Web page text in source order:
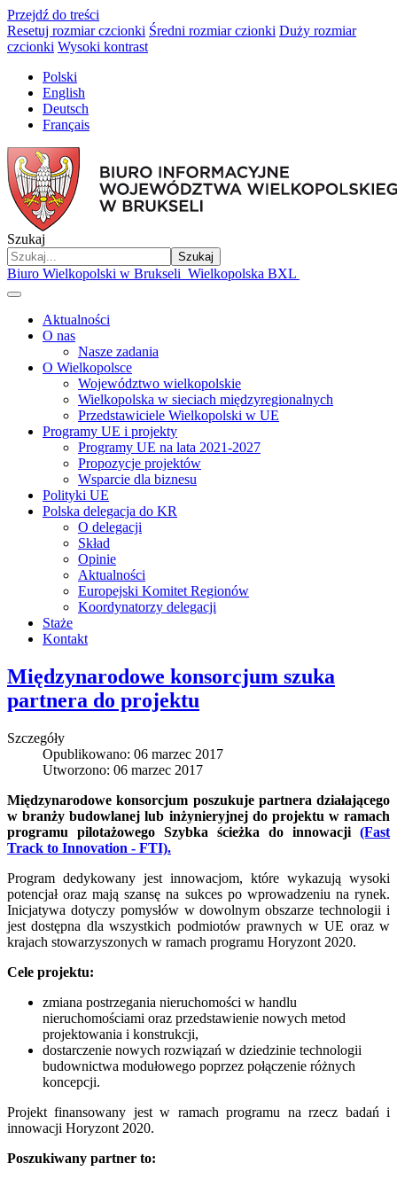
Przejdź do treści
Resetuj rozmiar czcionki Średni rozmiar czionki Duży rozmiar
czcionki Wysoki kontrast
Polski
English
Deutsch
Français
Szukaj
Szukaj
Biuro Wielkopolski w Brukseli Wielkopolska BXL
Aktualności
O nas
Nasze zadania
O Wielkopolsce
Województwo wielkopolskie
Wielkopolska w sieciach międzyregionalnych
Przedstawiciele Wielkopolski w UE
Programy UE i projekty
Programy UE na lata 2021-2027
Propozycje projektów
Wsparcie dla biznesu
Polityki UE
Polska delegacja do KR
O delegacji
Skład
Opinie
Aktualności
Europejski Komitet Regionów
Koordynatorzy delegacji
Staże
Kontakt
Międzynarodowe konsorcjum szuka
partnera do projektu
Szczegóły
Opublikowano: 06 marzec 2017
Utworzono: 06 marzec 2017
Międzynarodowe konsorcjum poszukuje partnera działającego
w branży budowlanej lub inżynieryjnej do projektu w ramach
programu pilotażowego Szybka ścieżka do innowacji (Fast
Track to Innovation - FTI).
Program dedykowany jest innowacjom, które wykazują wysoki
potencjał oraz mają szansę na sukces po wprowadzeniu na rynek.
Inicjatywa dotyczy pomysłów w dowolnym obszarze technologii i
jest dostępna dla wszystkich podmiotów prawnych w UE oraz w
krajach stowarzyszonych w ramach programu Horyzont 2020.
Cele projektu:
zmiana postrzegania nieruchomości w handlu
nieruchomościami oraz przedstawienie nowych metod
projektowania i konstrukcji,
dostarczenie nowych rozwiązań w dziedzinie technologii
budownictwa modułowego poprzez połączenie różnych
koncepcji.
Projekt finansowany jest w ramach programu na rzecz badań i
innowacji Horyzont 2020.
Poszukiwany partner to: